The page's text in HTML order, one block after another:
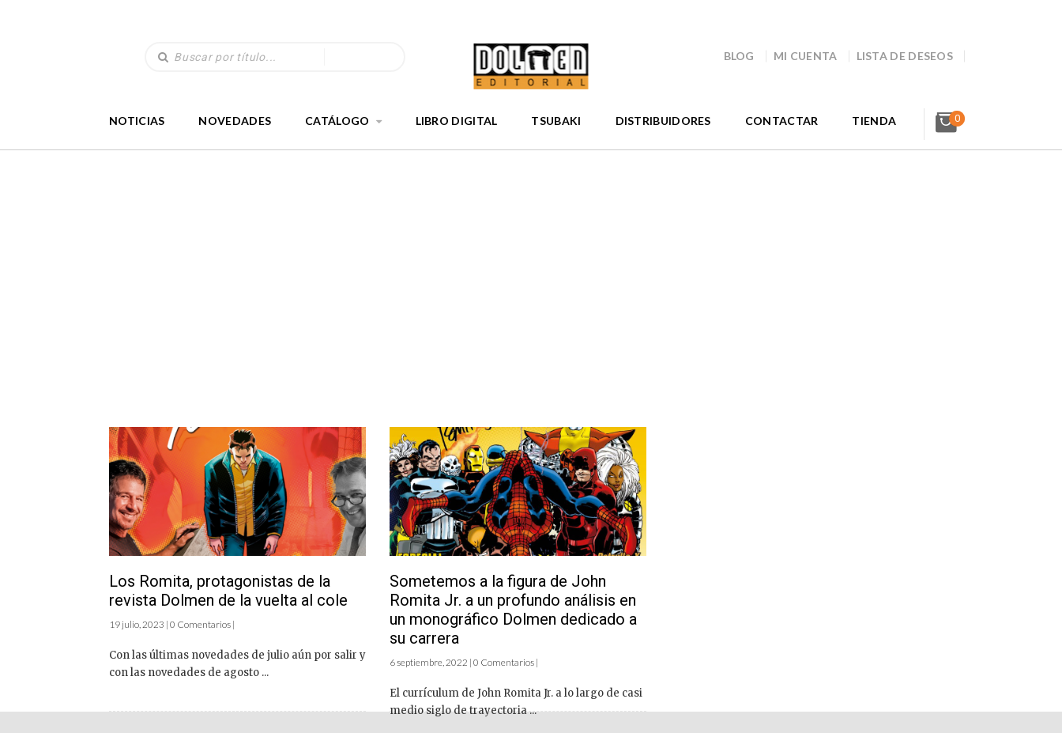
BLOG MI CUENTA LISTA DE DESEOS
NOTICIAS NOVEDADES CATÁLOGO LIBRO DIGITAL TSUBAKI DISTRIBUIDORES CONTACTAR TIENDA 0
Los Romita, protagonistas de la
revista Dolmen de la vuelta al cole
19 julio, 2023 | 0 Comentarios |
Con las últimas novedades de julio aún por salir y
con las novedades de agosto ...
Sometemos a la figura de John
Romita Jr. a un profundo análisis en
un monográfico Dolmen dedicado a
su carrera
6 septiembre, 2022 | 0 Comentarios |
El currículum de John Romita Jr. a lo largo de casi
medio siglo de trayectoria ...